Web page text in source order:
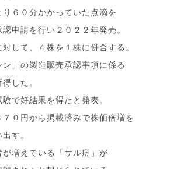
り６０分かかっていた点滴を
申請を行い２０２２年発売。
して、４株を１株に併合する。
」の製造販売承認事項に係る
した。
で好結果を得たと発表。
０円から掲載済みで株価倍増を
す。
増えている「サル痘」が